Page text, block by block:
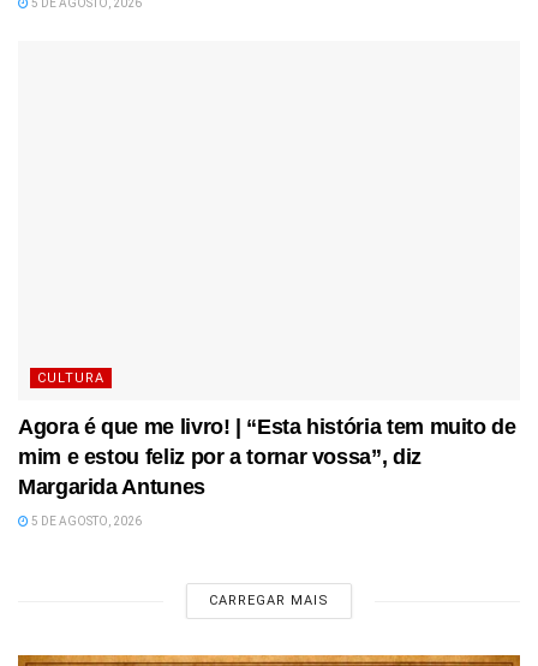
5 DE AGOSTO, 2026
CULTURA
Agora é que me livro! | “Esta história tem muito de
mim e estou feliz por a tornar vossa”, diz
Margarida Antunes
5 DE AGOSTO, 2026
CARREGAR MAIS